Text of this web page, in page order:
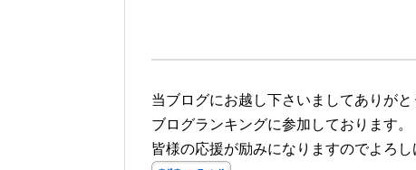
当ブログにお越し下さいましてありがと
ブログランキングに参加しております。
皆様の応援が励みになりますのでよろ